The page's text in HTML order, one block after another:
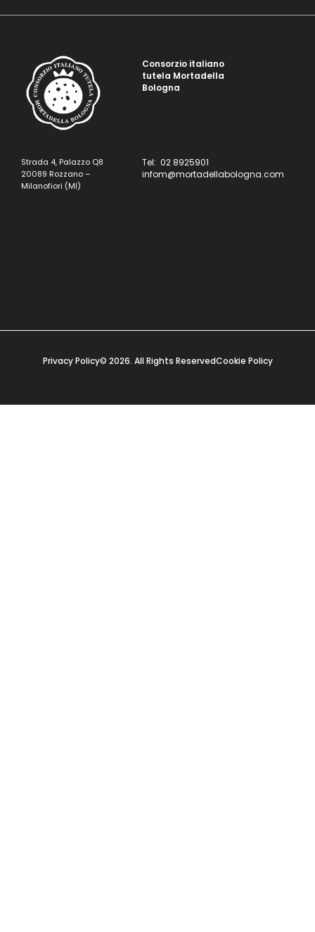
Consorzio italiano
tutela Mortadella
Bologna
Strada 4, Palazzo Q8
20089 Rozzano –
Milanofiori (MI)
Tel: 02 8925901
infom@mortadellabologna.com
Privacy Policy© 2026. All Rights ReservedCookie Policy